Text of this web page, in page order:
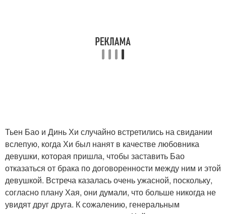
Тьен Бао и Динь Хи случайно встретились на свидании
вслепую, когда Хи был нанят в качестве любовника
девушки, которая пришла, чтобы заставить Бао
отказаться от брака по договоренности между ним и этой
девушкой. Встреча казалась очень ужасной, поскольку,
согласно плану Хая, они думали, что больше никогда не
увидят друг друга. К сожалению, генеральным